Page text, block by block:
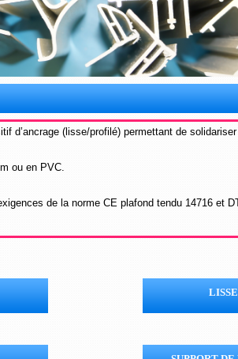
d’ancrage (lisse/profilé) permettant de
ou en PVC.
de la norme CE plafond tendu 14716 et